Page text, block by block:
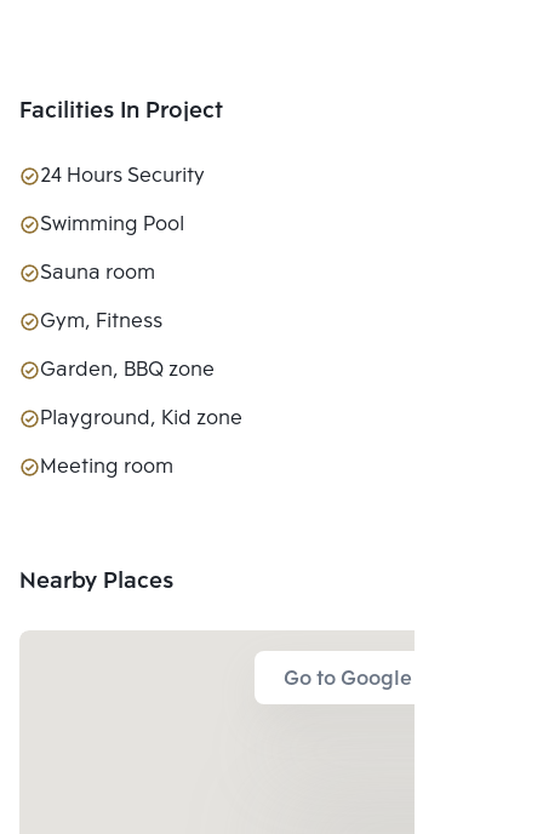
Facilities In Project
24 Hours Security
Swimming Pool
Sauna room
Gym, Fitness
Garden, BBQ zone
Playground, Kid zone
Meeting room
Nearby Places
Go to Google Map